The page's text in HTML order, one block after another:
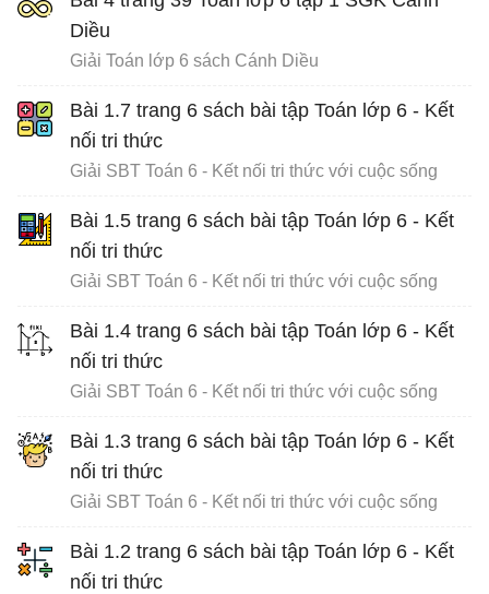
Diều
Giải Toán lớp 6 sách Cánh Diều
Bài 1.7 trang 6 sách bài tập Toán lớp 6 - Kết
nối tri thức
Giải SBT Toán 6 - Kết nối tri thức với cuộc sống
Bài 1.5 trang 6 sách bài tập Toán lớp 6 - Kết
nối tri thức
Giải SBT Toán 6 - Kết nối tri thức với cuộc sống
Bài 1.4 trang 6 sách bài tập Toán lớp 6 - Kết
nối tri thức
Giải SBT Toán 6 - Kết nối tri thức với cuộc sống
Bài 1.3 trang 6 sách bài tập Toán lớp 6 - Kết
nối tri thức
Giải SBT Toán 6 - Kết nối tri thức với cuộc sống
Bài 1.2 trang 6 sách bài tập Toán lớp 6 - Kết
nối tri thức